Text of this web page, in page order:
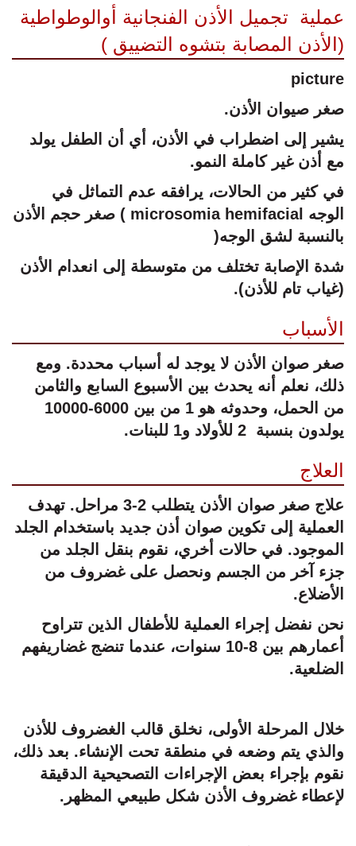
عملية تجميل الأذن الفنجانية أوالوطواطية
(الأذن المصابة بتشوه التضييق )
picture
صغر صيوان الأذن.
يشير إلى اضطراب في الأذن، أي أن الطفل يولد
مع أذن غير كاملة النمو.
في كثير من الحالات، يرافقه عدم التماثل في
الوجه microsomia hemifacial ) صغر حجم الأذن
بالنسبة لشق الوجه(
شدة الإصابة تختلف من متوسطة إلى انعدام الأذن
(غياب تام للأذن).
الأسباب
صغر صوان الأذن لا يوجد له أسباب محددة. ومع
ذلك، نعلم أنه يحدث بين الأسبوع السابع والثامن
من الحمل، وحدوثه هو 1 من بين 6000-10000
يولدون بنسبة 2 للأولاد و1 للبنات.
العلاج
علاج صغر صوان الأذن يتطلب 2-3 مراحل. تهدف
العملية إلى تكوين صوان أذن جديد باستخدام الجلد
الموجود. في حالات أخري، نقوم بنقل الجلد من
جزء آخر من الجسم ونحصل على غضروف من
الأضلاع.
نحن نفضل إجراء العملية للأطفال الذين تتراوح
أعمارهم بين 8-10 سنوات، عندما تنضج غضاريفهم
الضلعية.
خلال المرحلة الأولى، نخلق قالب الغضروف للأذن
والذي يتم وضعه في منطقة تحت الإنشاء. بعد ذلك،
نقوم بإجراء بعض الإجراءات التصحيحية الدقيقة
لإعطاء غضروف الأذن شكل طبيعي المظهر.